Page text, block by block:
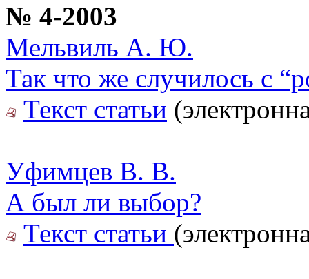
№ 4-2003
Мельвиль А. Ю.
Так что же случилось с
Текст статьи
Уфимцев В. В.
А был ли выбор?
Текст статьи